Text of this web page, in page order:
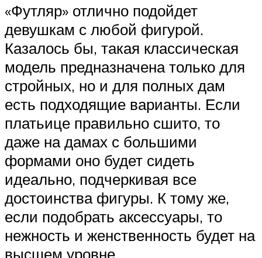
«Футляр» отлично подойдет
девушкам с любой фигурой.
Казалось бы, такая классическая
модель предназначена только для
стройных, но и для полных дам
есть подходящие варианты. Если
платьице правильно сшито, то
даже на дамах с большими
формами оно будет сидеть
идеально, подчеркивая все
достоинства фигуры. К тому же,
если подобрать аксессуары, то
нежность и женственность будет на
высшем уровне.